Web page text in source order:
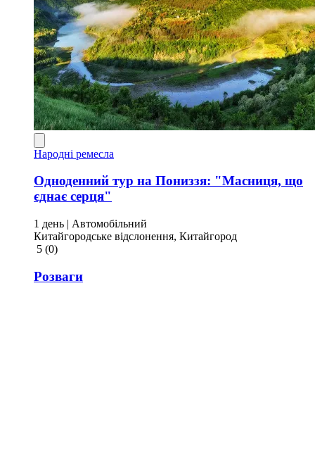
Народні ремесла
Одноденний тур на Пониззя: "Масниця, що
єднає серця"
1 день | Автомобільний
Китайгородське відслонення, Китайгород
5 (0)
Розваги